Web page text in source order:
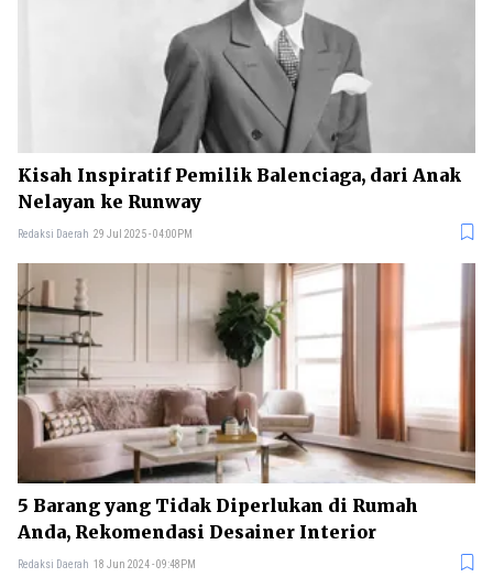
Kisah Inspiratif Pemilik Balenciaga, dari Anak
Nelayan ke Runway
Redaksi Daerah 29 Jul 2025 - 04:00PM
5 Barang yang Tidak Diperlukan di Rumah
Anda, Rekomendasi Desainer Interior
Redaksi Daerah 18 Jun 2024 - 09:48PM